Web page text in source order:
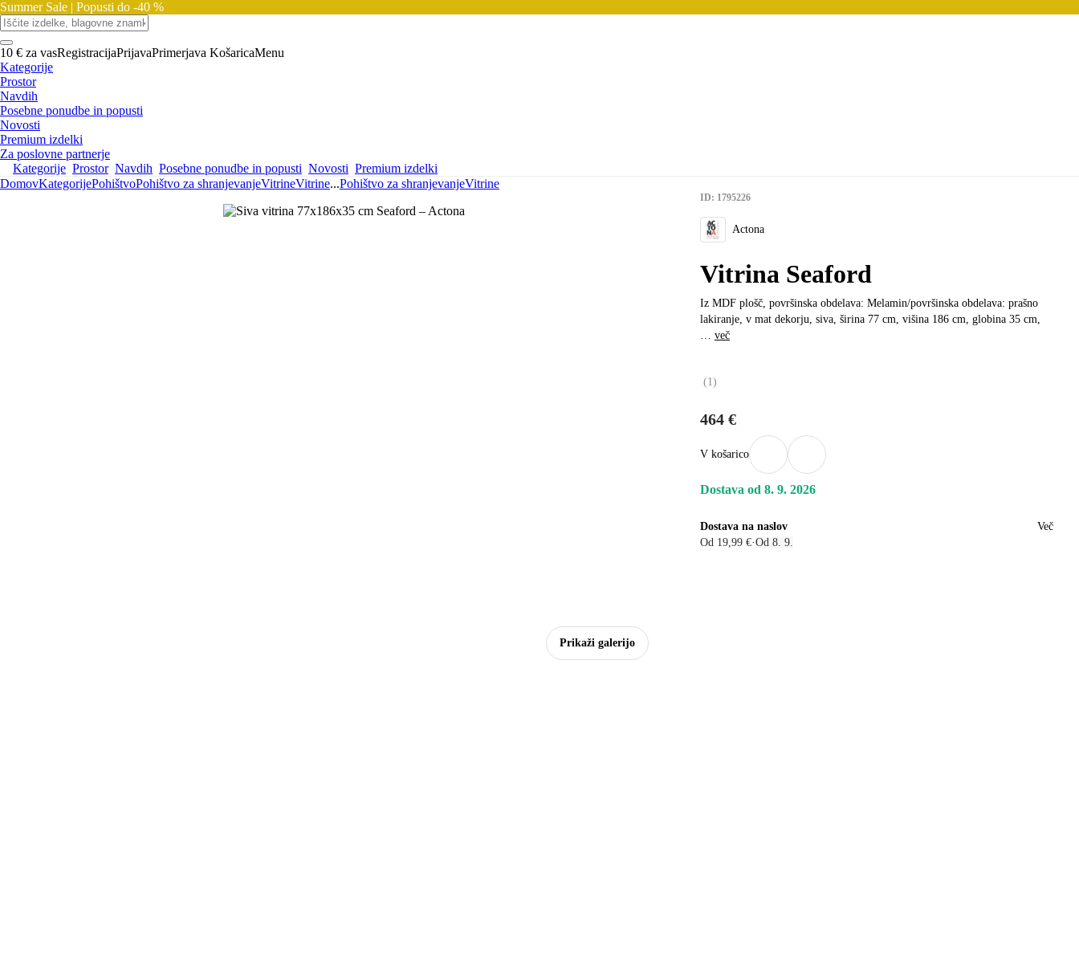
Summer Sale | Popusti do -40 %
10 € za vasRegistracijaPrijavaPrimerjava KošaricaMenu
Kategorije
Prostor
Navdih
Posebne ponudbe in popusti
Novosti
Premium izdelki
Za poslovne partnerje
Kategorije Prostor Navdih Posebne ponudbe in popusti Novosti Premium izdelki
DomovKategorijePohištvoPohištvo za shranjevanjeVitrineVitrine...Pohištvo za shranjevanjeVitrine
Prikaži galerijo
ID: 1795226
Actona
Vitrina Seaford
Iz MDF plošč, površinska obdelava: Melamin/površinska obdelava: prašno
lakiranje, v mat dekorju, siva, širina 77 cm, višina 186 cm, globina 35 cm,
… več
(1 )
464 €
V košarico
Dostava od 8. 9. 2026
Dostava na naslov
Od 19,99 €·Od 8. 9.
Več